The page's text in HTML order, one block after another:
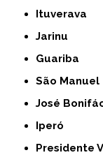
Ituverava
Jarinu
Guariba
São Manuel
José
Iperó
Presidente